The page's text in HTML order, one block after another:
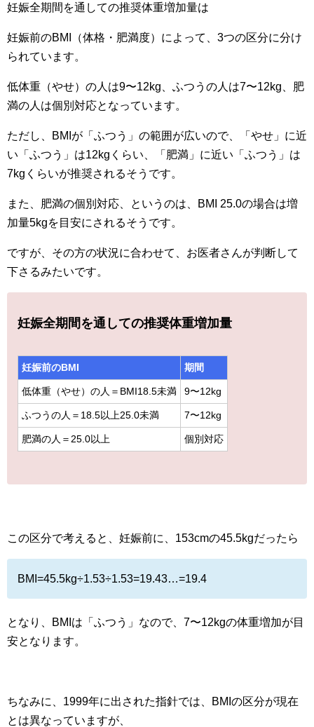
妊娠全期間を通しての推奨体重増加量は
妊娠前のBMI（体格・肥満度）によって、3つの区分に分け
られています。
低体重（やせ）の人は9〜12kg、ふつうの人は7〜12kg、肥
満の人は個別対応となっています。
ただし、BMIが「ふつう」の範囲が広いので、「やせ」に近
い「ふつう」は12kgくらい、「肥満」に近い「ふつう」は
7kgくらいが推奨されるそうです。
また、肥満の個別対応、というのは、BMI 25.0の場合は増
加量5kgを目安にされるそうです。
ですが、その方の状況に合わせて、お医者さんが判断して
下さるみたいです。
妊娠全期間を通しての推奨体重増加量
妊娠前のBMI 期間
低体重（やせ）の人＝BMI18.5未満 9〜12kg
ふつうの人＝18.5以上25.0未満 7〜12kg
肥満の人＝25.0以上 個別対応
この区分で考えると、妊娠前に、153cmの45.5kgだったら
BMI=45.5kg÷1.53÷1.53=19.43…=19.4
となり、BMIは「ふつう」なので、7〜12kgの体重増加が目
安となります。
ちなみに、1999年に出された指針では、BMIの区分が現在
とは異なっていますが、